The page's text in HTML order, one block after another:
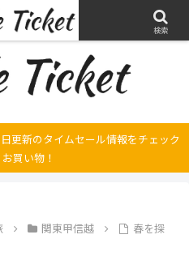
クシーガの整備・修理そして旅の記録
更新のタイムセール情報をチェック
買い物！
関東甲信越
春を探
検索